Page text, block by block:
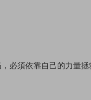
必須依靠自己的力量拯